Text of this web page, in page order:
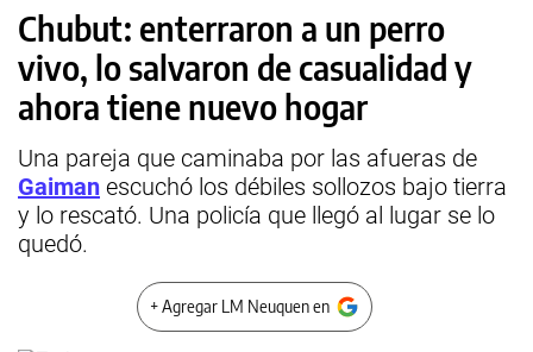
Chubut: enterraron a un perro
vivo, lo salvaron de casualidad y
ahora tiene nuevo hogar
Una pareja que caminaba por las afueras de
Gaiman escuchó los débiles sollozos bajo tierra
y lo rescató. Una policía que llegó al lugar se lo
quedó.
+ Agregar LM Neuquen en